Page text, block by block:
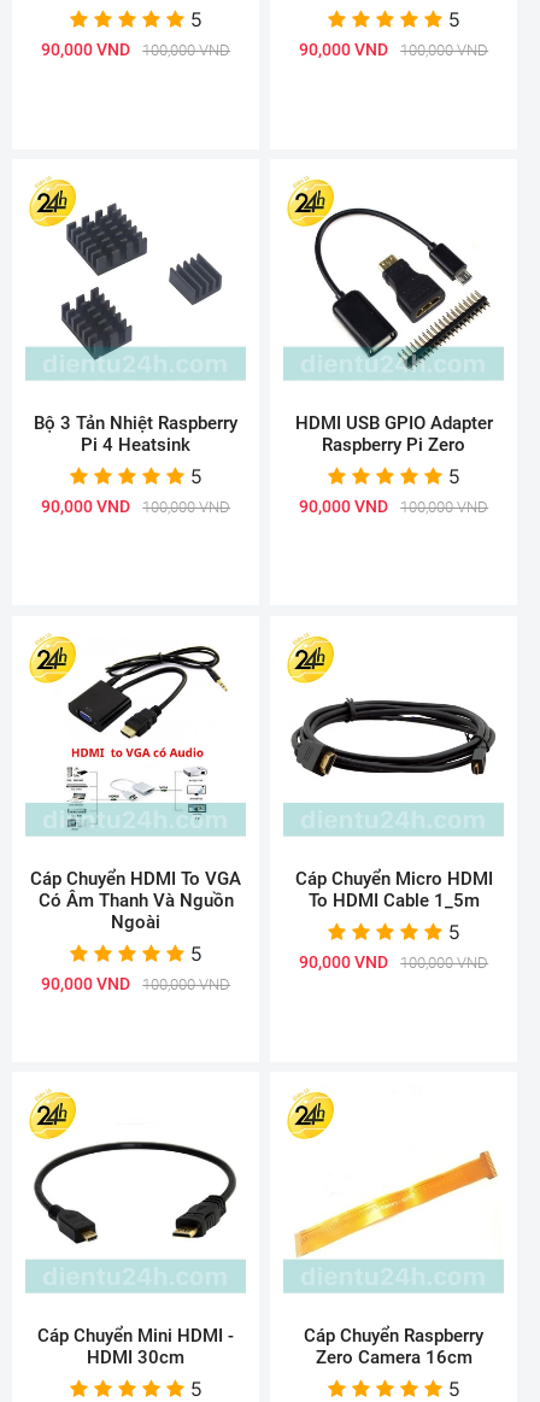
5
90,000 VND 100,000 VND
5
90,000 VND 100,000 VND
Bộ 3 Tản Nhiệt Raspberry
Pi 4 Heatsink
5
90,000 VND 100,000 VND
HDMI USB GPIO Adapter
Raspberry Pi Zero
5
90,000 VND 100,000 VND
Cáp Chuyển HDMI To VGA
Có Âm Thanh Và Nguồn
Ngoài
5
90,000 VND 100,000 VND
Cáp Chuyển Micro HDMI
To HDMI Cable 1_5m
5
90,000 VND 100,000 VND
Cáp Chuyển Mini HDMI -
HDMI 30cm
5
Cáp Chuyển Raspberry
Zero Camera 16cm
5